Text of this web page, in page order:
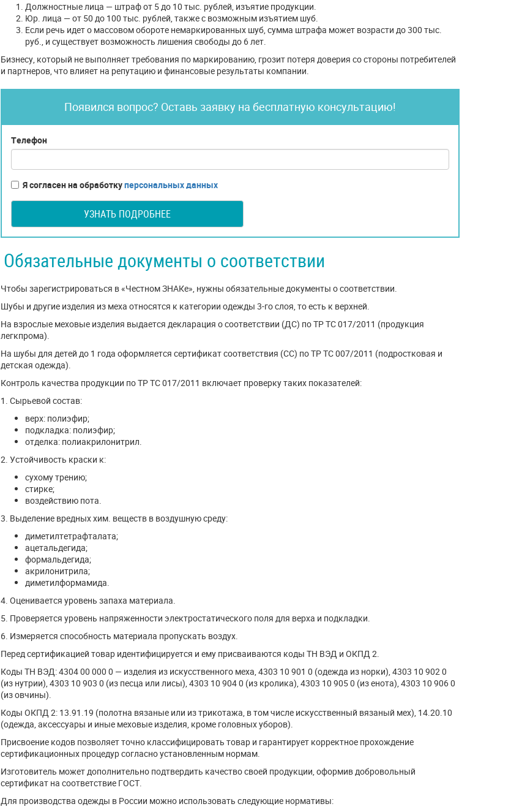
Должностные лица — штраф от 5 до 10 тыс. рублей, изъятие продукции.
Юр. лица — от 50 до 100 тыс. рублей, также с возможным изъятием шуб.
Если речь идет о массовом обороте немаркированных шуб, сумма штрафа может возрасти до 300 тыс.
руб., и существует возможность лишения свободы до 6 лет.
Бизнесу, который не выполняет требования по маркированию, грозит потеря доверия со стороны потребителей
и партнеров, что влияет на репутацию и финансовые результаты компании.
Появился вопрос? Оставь заявку на бесплатную консультацию!
Телефон
Я согласен на обработкуперсональных данных
УЗНАТЬ ПОДРОБНЕЕ
Обязательные документы о соответствии
Чтобы зарегистрироваться в «Честном ЗНАКе», нужны обязательные документы о соответствии.
Шубы и другие изделия из меха относятся к категории одежды 3-го слоя, то есть к верхней.
На взрослые меховые изделия выдается декларация о соответствии (ДС) по ТР ТС 017/2011 (продукция
легкпрома).
На шубы для детей до 1 года оформляется сертификат соответствия (СС) по ТР ТС 007/2011 (подростковая и
детская одежда).
Контроль качества продукции по ТР ТС 017/2011 включает проверку таких показателей:
1. Сырьевой состав:
верх: полиэфир;
подкладка: полиэфир;
отделка: полиакрилонитрил.
2. Устойчивость краски к:
сухому трению;
стирке;
воздействию пота.
3. Выделение вредных хим. веществ в воздушную среду:
диметилтетрафталата;
ацетальдегида;
формальдегида;
акрилонитрила;
диметилформамида.
4. Оценивается уровень запаха материала.
5. Проверяется уровень напряженности электростатического поля для верха и подкладки.
6. Измеряется способность материала пропускать воздух.
Перед сертификацией товар идентифицируется и ему присваиваются коды ТН ВЭД и ОКПД 2.
Коды ТН ВЭД: 4304 00 000 0 — изделия из искусственного меха, 4303 10 901 0 (одежда из норки), 4303 10 902 0
(из нутрии), 4303 10 903 0 (из песца или лисы), 4303 10 904 0 (из кролика), 4303 10 905 0 (из енота), 4303 10 906 0
(из овчины).
Коды ОКПД 2: 13.91.19 (полотна вязаные или из трикотажа, в том числе искусственный вязаный мех), 14.20.10
(одежда, аксессуары и иные меховые изделия, кроме головных уборов).
Присвоение кодов позволяет точно классифицировать товар и гарантирует корректное прохождение
сертификационных процедур согласно установленным нормам.
Изготовитель может дополнительно подтвердить качество своей продукции, оформив добровольный
сертификат на соответствие ГОСТ.
Для производства одежды в России можно использовать следующие нормативы: